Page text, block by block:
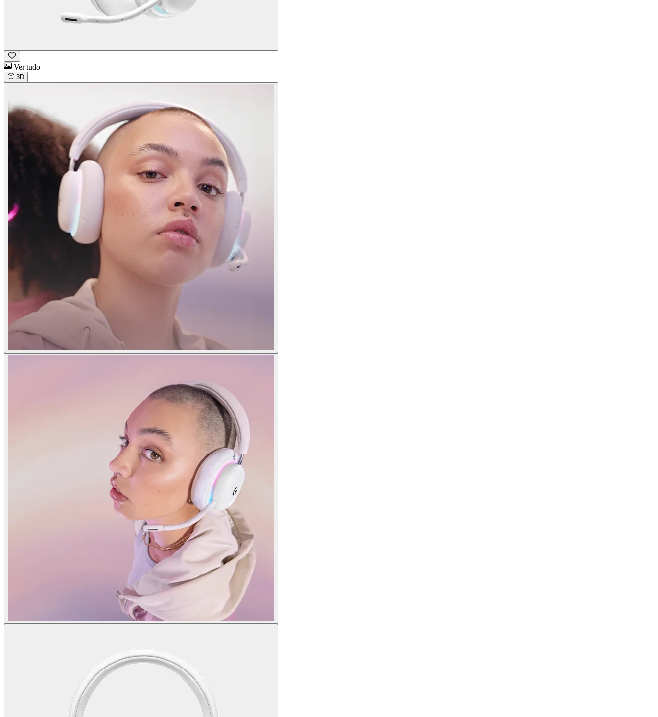
Ver tudo
3D